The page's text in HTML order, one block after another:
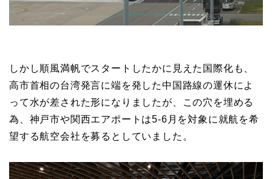
しかし順風満帆でスタートしたかに見えた国際化も、
高市首相の台湾発言に端を発した中国路線の運休によ
って水が差された形になりましたが、この穴を埋める
為、神戸市や関西エアポートは5-6月を対象に就航を希
望する航空会社を募るとしていました。